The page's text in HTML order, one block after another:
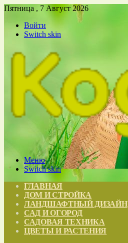
Пятница , 7 Август 2026
Войти
Switch skin
Меню
Switch skin
ГЛАВНАЯ
ДОМ И СТРОЙКА
ЛАНДШАФТНЫЙ ДИЗАЙН
САД И ОГОРОД
САДОВАЯ ТЕХНИКА
ЦВЕТЫ И РАСТЕНИЯ